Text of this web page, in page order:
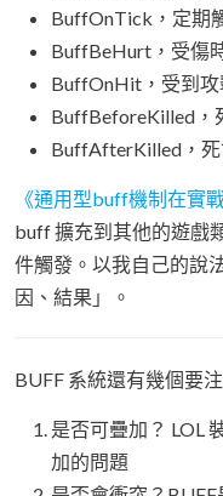
BuffOnTick，定期
BuffBeHurt，受傷
BuffOnHit，受到
BuffBeforeKilled，
BuffAfterKilled，
《通用型buff機制在實
buff 擴充到其他的遊戲
件觸發。以我自己的說
因、結果」。
BUFF 系統還有幾個要
是否可疊加？ LOL
加的問題